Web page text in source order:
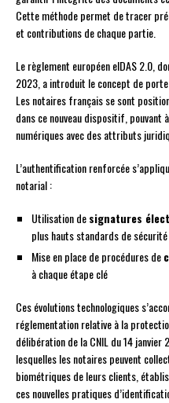
Cette méthode permet de tracer
et contributions de chaque partie.
Le règlement européen eIDAS 2.0,
2023, a introduit le concept de
Les notaires français se sont
dans ce nouveau dispositif,
numériques avec des attributs
L’authentification renforcée
notarial :
Utilisation designatures
plus hauts standards de sécurité
Mise en place de procédures de
à chaque étape clé
Ces évolutions technologiques
réglementation relative à la
délibération de la CNIL du 14
lesquelles les notaires peuvent
biométriques de leurs clients,
ces nouvelles pratiques